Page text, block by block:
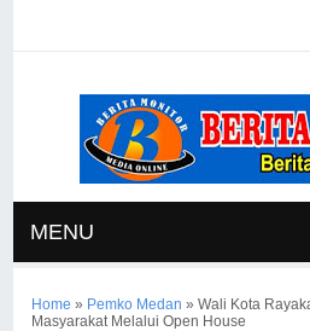
MENU
Home » Pemko Medan »Wali Kota
Masyarakat Melalui Open House